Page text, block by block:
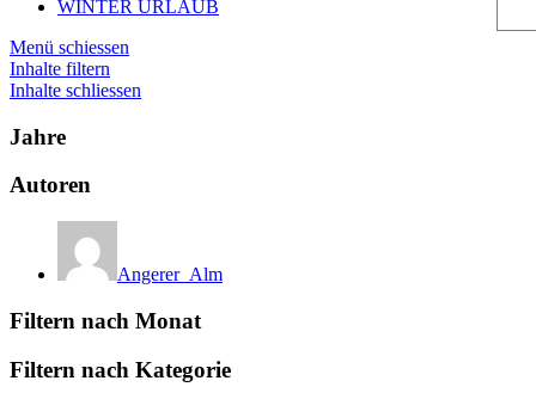
WINTER URLAUB
Menü schiessen
Inhalte filtern
Inhalte schliessen
Jahre
Autoren
Angerer_Alm
Filtern nach Monat
Filtern nach Kategorie